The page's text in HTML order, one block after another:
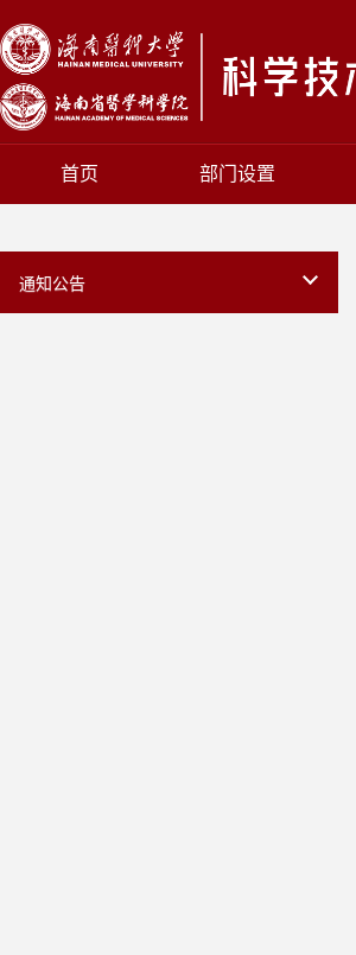
首页 部门设置
通知公告